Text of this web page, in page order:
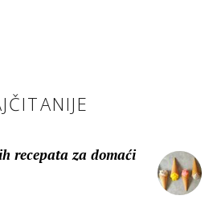
recepata za domaći